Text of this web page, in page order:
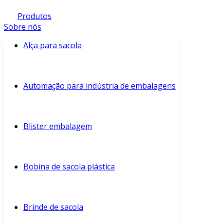
Produtos
Sobre nós
Alça para sacola
Automação para indústria de embalagens
Blister embalagem
Bobina de sacola plástica
Brinde de sacola